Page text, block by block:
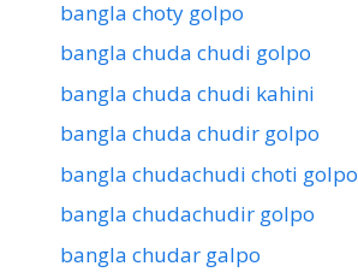
bangla choty golpo
bangla chuda chudi golpo
bangla chuda chudi kahini
bangla chuda chudir golpo
bangla chudachudi choti golpo
bangla chudachudir golpo
bangla chudar galpo